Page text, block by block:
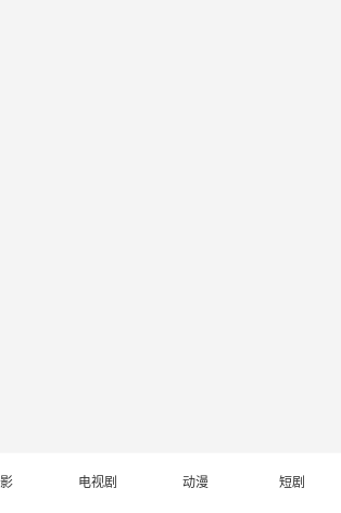
电视剧 动漫 短剧